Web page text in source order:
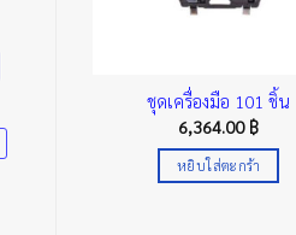
ชุดเครื่องมือ 101 ชิ้น
6,364.00 ฿
หยิบใส่ตะกร้า